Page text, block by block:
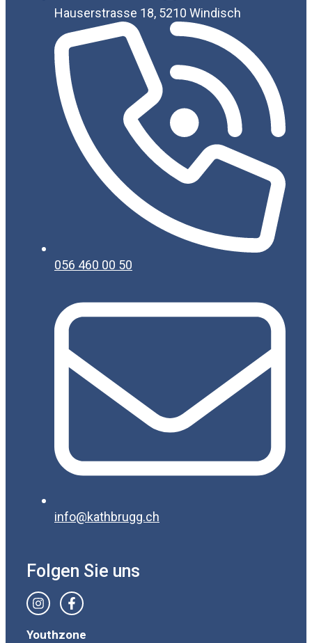
Hauserstrasse 18, 5210 Windisch
056 460 00 50
info@kathbrugg.ch
Folgen Sie uns
Youthzone